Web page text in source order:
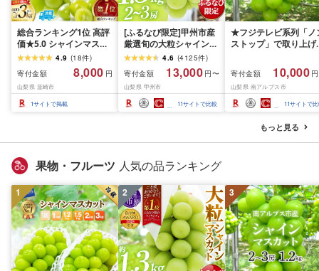
総合ランキング1位 高評
価★5.0 シャインマスカ
ット 先行予約 1kg 2kg
3kg 定期便 選べる容量
訳あり ふるさと納税 フ
ルーツ [山梨県 韮崎市
20745480 REGALO] シ
物 ブドウ ◎
4.9 (18件)
寄付金額
8,000 円
山梨県 韮崎市
1サイトで掲載
[ふるなび限定]甲州市産
厳選旬の大粒シャインマ
スカット 約1.3kg 2〜3
房[2026年発送]
(MG)B12-472 FN-
Limited-VO シャインマ
スカット フルーツ
4.6 (4125件)
寄付金額
13,000 円〜
山梨県 甲州市
11サイトで比較
★フジテレビ系列「ノ
ストップ」で取り上げ
先行予約]南アルプス市
産シャインマスカット
1.2kg以上(2〜3房)ふ
さと納税 おすすめ 山
県 南アルプス市 送料
寄付金額 10,000
山梨県 南アルプス市
11サイトで
もっと見る
果物・フルーツ 人気の品ランキング
1 2 3